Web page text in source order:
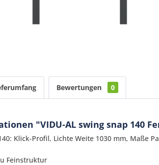
Bewertungen 0
"VIDU-AL swing snap 140
Klick-Profil, Lichte Weite 1030 mm, Maße
Feinstruktur